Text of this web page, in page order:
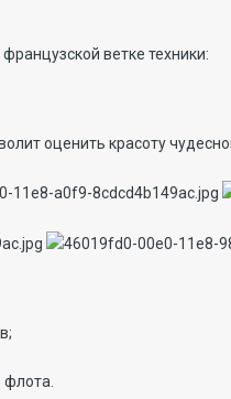
ветке техники:
оценить красоту